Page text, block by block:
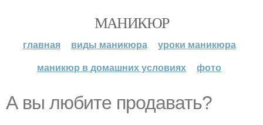
МАНИКЮР
главная виды маникюра
уроки маникюра
маникюр в домашних условиях
фото
А вы любите продавать?